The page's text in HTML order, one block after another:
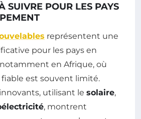
SUIVRE POUR LES PAYS
représentent une
pour les pays en
en Afrique, où
fiable est souvent limité.
utilisant le solaire,
, montrent